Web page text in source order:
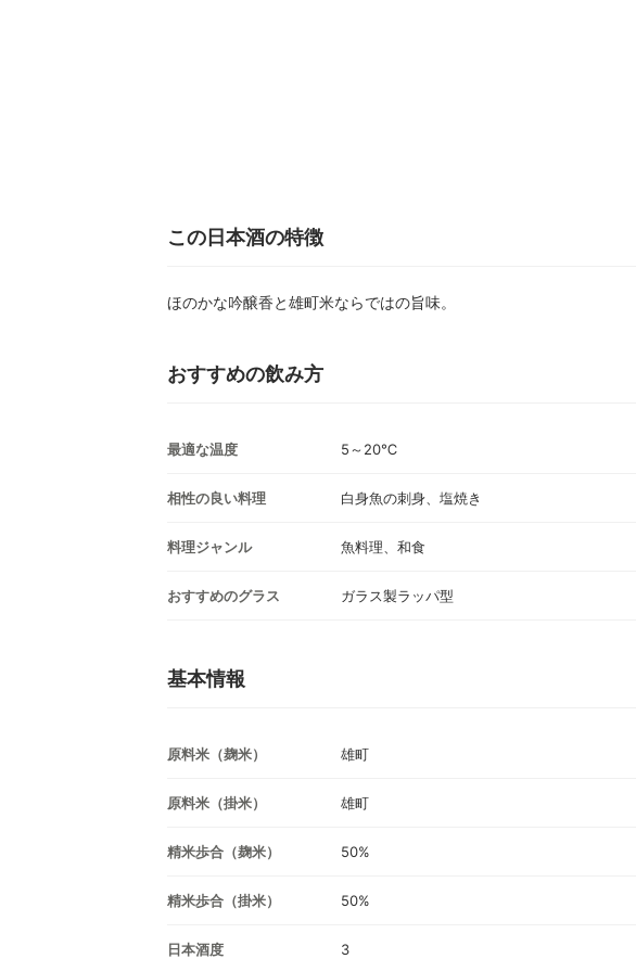
この日本酒の特徴
ほのかな吟醸香と雄町米ならではの旨味。
おすすめの飲み方
最適な温度 5～20℃
相性の良い料理 白身魚の刺身、塩焼き
料理ジャンル 魚料理、和食
おすすめのグラス ガラス製ラッパ型
基本情報
原料米（麹米） 雄町
原料米（掛米） 雄町
精米歩合（麹米） 50%
精米歩合（掛米） 50%
日本酒度 3